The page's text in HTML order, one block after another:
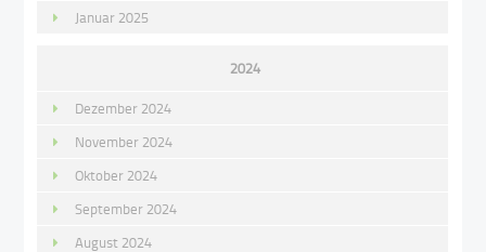
Januar 2025
2024
Dezember 2024
November 2024
Oktober 2024
September 2024
August 2024